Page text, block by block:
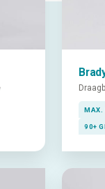
MAX.
90+